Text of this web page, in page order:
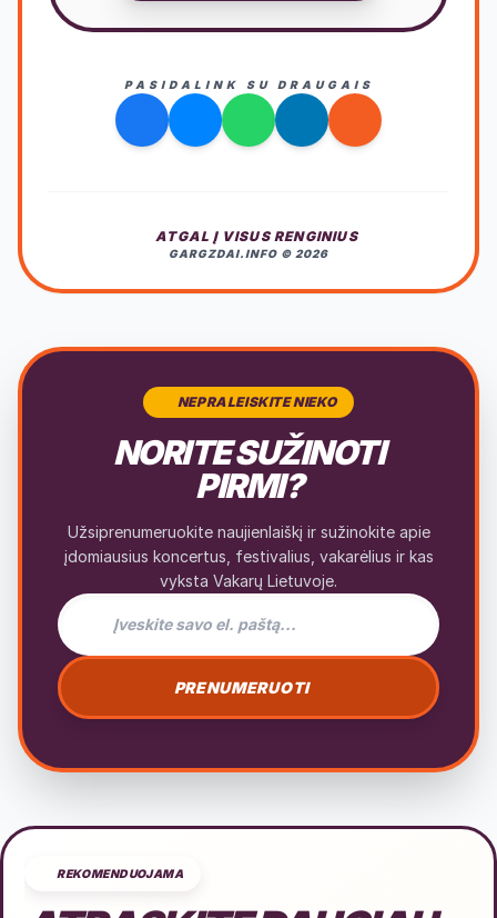
PASIDALINK SU DRAUGAIS
ATGAL Į VISUS RENGINIUS
GARGZDAI.INFO © 2026
NEPRALEISKITE NIEKO
NORITE SUŽINOTI
PIRMI?
Užsiprenumeruokite naujienlaiškį ir sužinokite apie
įdomiausius koncertus, festivalius, vakarėlius ir kas
vyksta Vakarų Lietuvoje.
El. pašto adresas naujienlaiškiui
PRENUMERUOTI
REKOMENDUOJAMA